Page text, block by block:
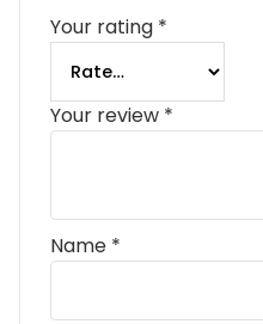
Your rating *
Your review *
Name *